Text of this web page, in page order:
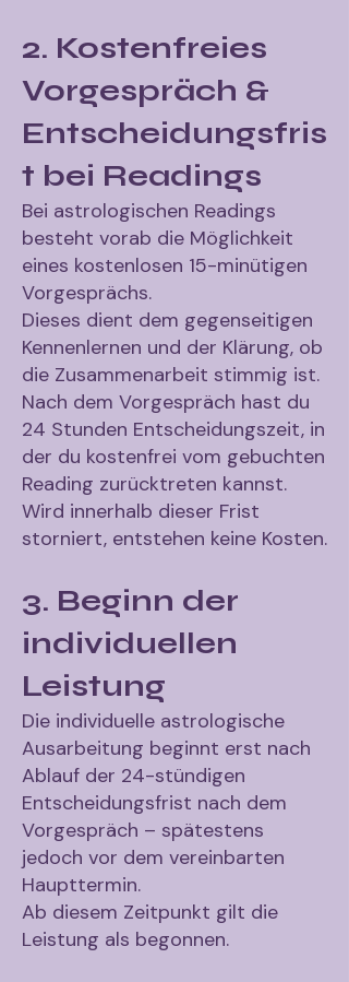
2. Kostenfreies
Vorgespräch &
Entscheidungsfris
t bei Readings
Bei astrologischen Readings
besteht vorab die Möglichkeit
eines kostenlosen 15-minütigen
Vorgesprächs.
Dieses dient dem gegenseitigen
Kennenlernen und der Klärung, ob
die Zusammenarbeit stimmig ist.
Nach dem Vorgespräch hast du
24 Stunden Entscheidungszeit, in
der du kostenfrei vom gebuchten
Reading zurücktreten kannst.
Wird innerhalb dieser Frist
storniert, entstehen keine Kosten.
3. Beginn der
individuellen
Leistung
Die individuelle astrologische
Ausarbeitung beginnt erst nach
Ablauf der 24-stündigen
Entscheidungsfrist nach dem
Vorgespräch – spätestens
jedoch vor dem vereinbarten
Haupttermin.
Ab diesem Zeitpunkt gilt die
Leistung als begonnen.